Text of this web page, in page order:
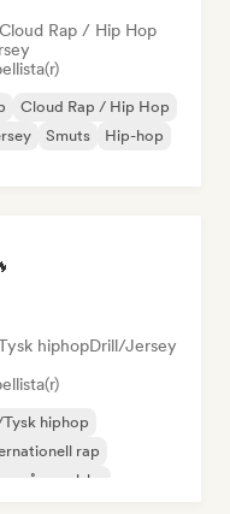
Cloud Rap / Hip Hop
Cloud Rap / Hip Hop
Smuts
Hip-hop
hiphopDrill/Jersey
hiphop
rap
på engelska